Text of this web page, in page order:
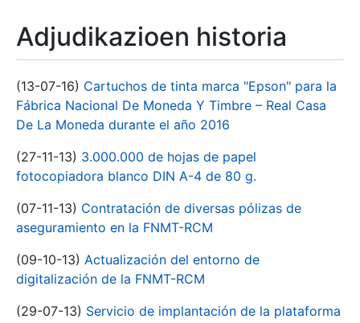
Adjudikazioen historia
(13-07-16) Cartuchos de tinta marca "Epson" para la
Fábrica Nacional De Moneda Y Timbre – Real Casa
De La Moneda durante el año 2016
(27-11-13) 3.000.000 de hojas de papel
fotocopiadora blanco DIN A-4 de 80 g.
(07-11-13) Contratación de diversas pólizas de
aseguramiento en la FNMT-RCM
(09-10-13) Actualización del entorno de
digitalización de la FNMT-RCM
(29-07-13) Servicio de implantación de la plataforma